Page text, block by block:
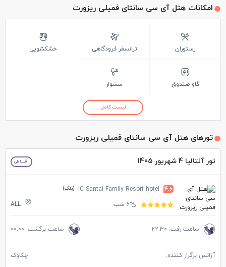
امکانات هتل آی سی سانتای فمیلی ریزورت
رستوران ترانسفر فرودگاهی خشکشویی
گاو صندوق سشوار
لیست کامل
تورهای هتل آی سی سانتای فمیلی ریزورت
تور آنتالیا 4 شهریور 1405 اقساطی
4.6
IC Santai Family Resort hotel (بلک)
6 شب ALL
ساعت رفت: 22:30 ساعت برگشت: 00:00
آژانس برگزار کننده: چکاوک